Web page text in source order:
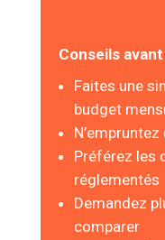
Conseils
Faites une
budget
Préférez les
réglementés
Demandez
comparer